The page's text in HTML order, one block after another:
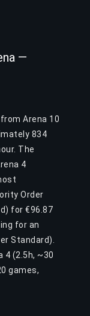
—
Arena 10
834
The
4
Order
for €96.87
for an
Standard).
4 (2.5h, ~30
games,